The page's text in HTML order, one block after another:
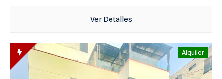
Ver Detalles
Alquiler